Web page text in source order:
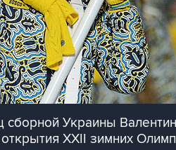
сборной Украины
XXII зимних